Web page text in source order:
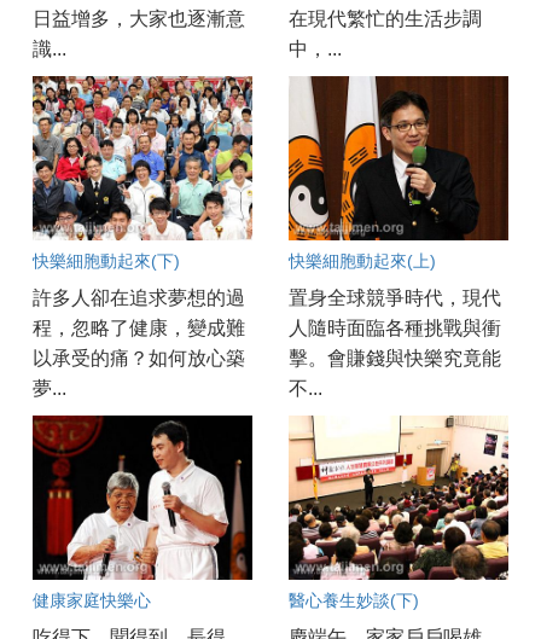
日益增多，大家也逐漸意
識...
在現代繁忙的生活步調
中，...
快樂細胞動起來(下)
許多人卻在追求夢想的過
程，忽略了健康，變成難
以承受的痛？如何放心築
夢...
快樂細胞動起來(上)
置身全球競爭時代，現代
人隨時面臨各種挑戰與衝
擊。會賺錢與快樂究竟能
不...
健康家庭快樂心 醫心養生妙談(下)